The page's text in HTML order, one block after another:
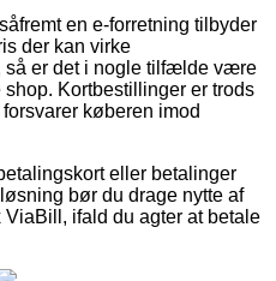
en e-forretning tilbyder
der kan virke
så er det i nogle tilfælde være
Kortbestillinger er trods
køberen imod
eller betalinger
bør du drage nytte af
ifald du agter at betale